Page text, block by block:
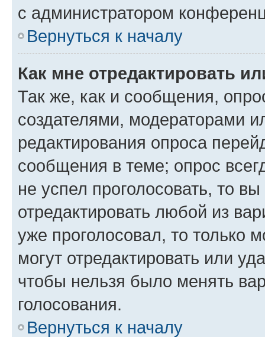
с администратором
Вернуться к началу
Как мне отредактировать
Так же, как и сообщения,
создателями, модераторами
редактирования опроса
сообщения в теме; опрос
не успел проголосовать, то
отредактировать любой из
уже проголосовал, то только
могут отредактировать или
чтобы нельзя было менять
голосования.
Вернуться к началу